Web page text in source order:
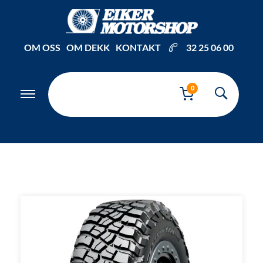
OM OSS OM DEKK KONTAKT 32 25 06 00
0